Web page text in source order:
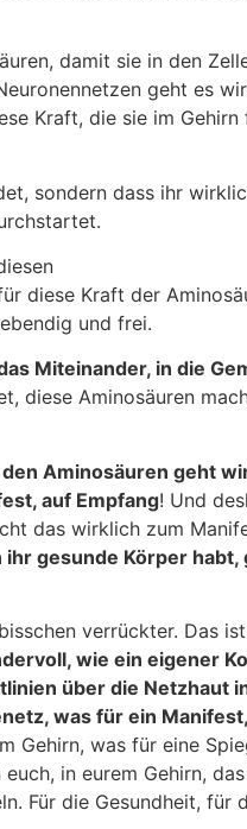
damit sie in den
geht es
Kraft, die sie im Gehirn
sondern dass ihr
diese Kraft der
und frei.
Miteinander, in die
diese Aminosäuren
Aminosäuren geht
auf Empfang! Und
das wirklich zum
ihr gesunde Körper habt,
verrückter. Das
wie ein eigener
über die Netzhaut
was für ein
Gehirn, was für eine
in eurem Gehirn,
Für die Gesundheit, für